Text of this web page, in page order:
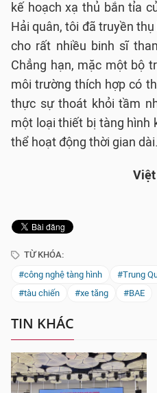
kế hoạch xạ thủ bắn tỉa
Hải quân, tôi đã truyền
cho rất nhiều binh sĩ
Chẳng hạn, mặc một bộ
môi trường thích hợp có
thực sự thoát khỏi tầm
một loại thiết bị tàng hình
thể hoạt động thời gian dài.
Việt
TỪ KHÓA:
#công nghệ tàng hình
#Trung
#tàu chiến
#xe tăng #BAE
TIN KHÁC